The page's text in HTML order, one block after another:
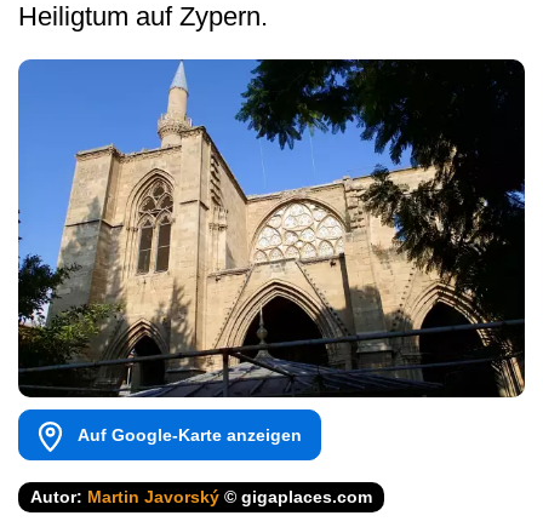
Heiligtum auf Zypern.
Auf Google-Karte anzeigen
Autor: Martin Javorský © gigaplaces.com